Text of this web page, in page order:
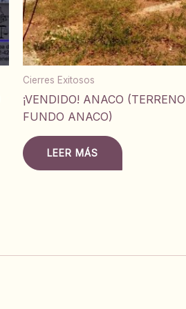
Cierres Exitosos
¡VENDIDO! ANACO (TERRENO
FUNDO ANACO)
LEER MÁS